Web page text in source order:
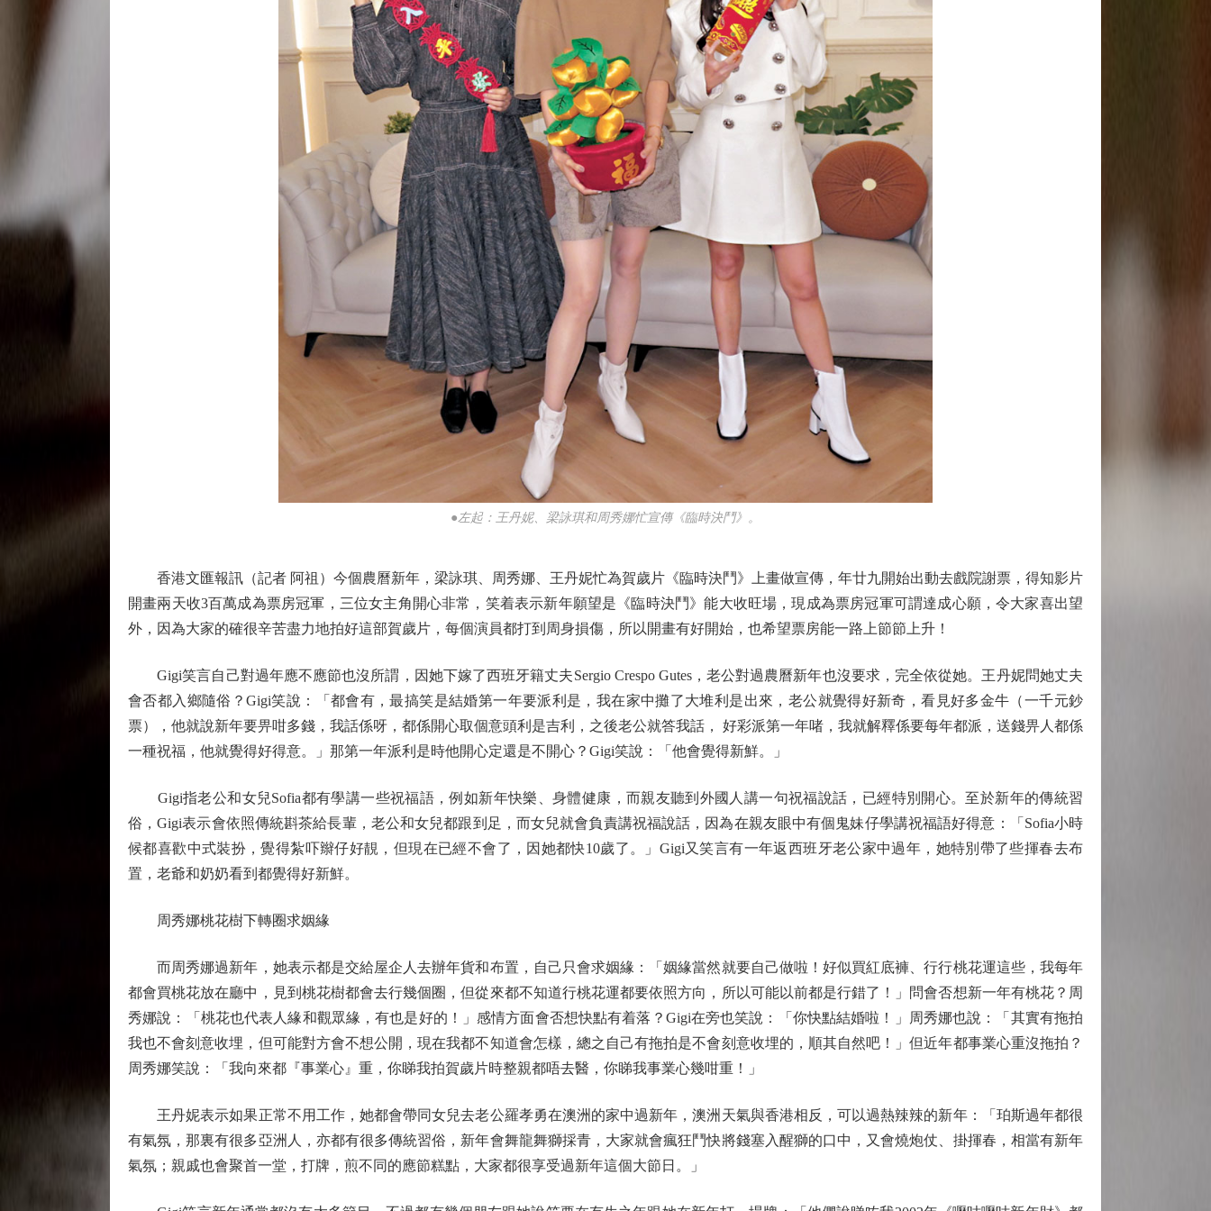
●左起：王丹妮、梁詠琪和周秀娜忙宣傳《臨時決鬥》。
香港文匯報訊（記者 阿祖）今個農曆新年，梁詠琪、周秀娜、王丹妮忙為賀歲片《臨時決鬥》上畫做宣傳，年廿九開始出動去戲院謝票，得知影片
開畫兩天收3百萬成為票房冠軍，三位女主角開心非常，笑着表示新年願望是《臨時決鬥》能大收旺場，現成為票房冠軍可謂達成心願，令大家喜出望
外，因為大家的確很辛苦盡力地拍好這部賀歲片，每個演員都打到周身損傷，所以開畫有好開始，也希望票房能一路上節節上升！
Gigi笑言自己對過年應不應節也沒所謂，因她下嫁了西班牙籍丈夫Sergio Crespo Gutes，老公對過農曆新年也沒要求，完全依從她。王丹妮問她丈夫
會否都入鄉隨俗？Gigi笑說：「都會有，最搞笑是結婚第一年要派利是，我在家中攤了大堆利是出來，老公就覺得好新奇，看見好多金牛（一千元鈔
票），他就說新年要畀咁多錢，我話係呀，都係開心取個意頭利是吉利，之後老公就答我話， 好彩派第一年啫，我就解釋係要每年都派，送錢畀人都係
一種祝福，他就覺得好得意。」那第一年派利是時他開心定還是不開心？Gigi笑說：「他會覺得新鮮。」
Gigi指老公和女兒Sofia都有學講一些祝福語，例如新年快樂、身體健康，而親友聽到外國人講一句祝福說話，已經特別開心。至於新年的傳統習
俗，Gigi表示會依照傳統斟茶給長輩，老公和女兒都跟到足，而女兒就會負責講祝福說話，因為在親友眼中有個鬼妹仔學講祝福語好得意：「Sofia小時
候都喜歡中式裝扮，覺得紮吓辮仔好靚，但現在已經不會了，因她都快10歲了。」Gigi又笑言有一年返西班牙老公家中過年，她特別帶了些揮春去布
置，老爺和奶奶看到都覺得好新鮮。
周秀娜桃花樹下轉圈求姻緣
而周秀娜過新年，她表示都是交給屋企人去辦年貨和布置，自己只會求姻緣：「姻緣當然就要自己做啦！好似買紅底褲、行行桃花運這些，我每年
都會買桃花放在廳中，見到桃花樹都會去行幾個圈，但從來都不知道行桃花運都要依照方向，所以可能以前都是行錯了！」問會否想新一年有桃花？周
秀娜說：「桃花也代表人緣和觀眾緣，有也是好的！」感情方面會否想快點有着落？Gigi在旁也笑說：「你快點結婚啦！」周秀娜也說：「其實有拖拍
我也不會刻意收埋，但可能對方會不想公開，現在我都不知道會怎樣，總之自己有拖拍是不會刻意收埋的，順其自然吧！」但近年都事業心重沒拖拍？
周秀娜笑說：「我向來都『事業心』重，你睇我拍賀歲片時整親都唔去醫，你睇我事業心幾咁重！」
王丹妮表示如果正常不用工作，她都會帶同女兒去老公羅孝勇在澳洲的家中過新年，澳洲天氣與香港相反，可以過熱辣辣的新年：「珀斯過年都很
有氣氛，那裏有很多亞洲人，亦都有很多傳統習俗，新年會舞龍舞獅採青，大家就會瘋狂鬥快將錢塞入醒獅的口中，又會燒炮仗、掛揮春，相當有新年
氣氛；親戚也會聚首一堂，打牌，煎不同的應節糕點，大家都很享受過新年這個大節日。」